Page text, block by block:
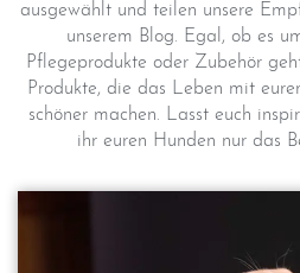
ausgewählt und teilen unsere
unserem Blog. Egal, ob es
Pflegeprodukte oder Zubehör
Produkte, die das Leben mit
schöner machen. Lasst euch
ihr euren Hunden nur das